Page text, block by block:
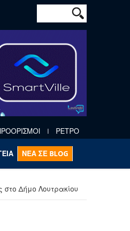
Φόρμα
Αναζήτηση
ΡΕΤΡΟ
ΝΕΑ ΣΕ BLOG
Δήμο Λουτρακίου